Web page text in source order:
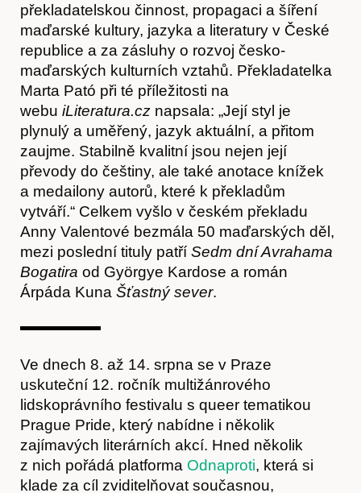
Časopis
překladatelskou činnost, propagaci a šíření
maďarské kultury, jazyka a literatury v České
republice a za zásluhy o rozvoj česko-
maďarských kulturních vztahů. Překladatelka
Marta Pató při té příležitosti na
webu iLiteratura.cz napsala: „Její styl je
plynulý a uměřený, jazyk aktuální, a přitom
zaujme. Stabilně kvalitní jsou nejen její
převody do češtiny, ale také anotace knížek
a medailony autorů, které k překladům
vytváří.“ Celkem vyšlo v českém překladu
Anny Valentové bezmála 50 maďarských děl,
mezi poslední tituly patří Sedm dní Avrahama
Bogatira od Györgye Kardose a román
Árpáda Kuna Šťastný sever.
Ve dnech 8. až 14. srpna se v Praze
uskuteční 12. ročník multižánrového
lidskoprávního festivalu s queer tematikou
Prague Pride, který nabídne i několik
zajímavých literárních akcí. Hned několik
z nich pořádá platforma Odnaproti, která si
klade za cíl zviditelňovat současnou,